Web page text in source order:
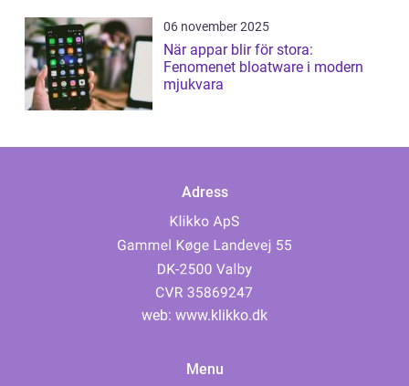
06 november 2025
När appar blir för stora:
Fenomenet bloatware i modern
mjukvara
Adress
web: www.klikko.dk
Menu